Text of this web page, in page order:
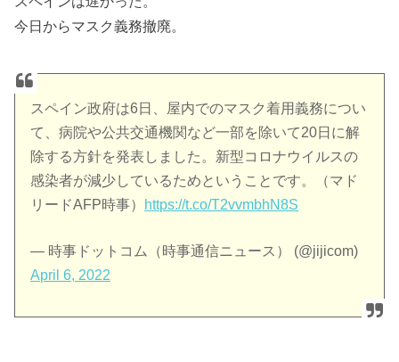
今日からマスク義務撤廃。
スペイン政府は6日、屋内でのマスク着用義務につい
て、病院や公共交通機関など一部を除いて20日に解
除する方針を発表しました。新型コロナウイルスの
感染者が減少しているためということです。（マド
リードAFP時事）
https://t.co/T2vvmbhN8S
— 時事ドットコム（時事通信ニュース） (@jijicom)
April 6, 2022